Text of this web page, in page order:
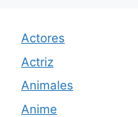
Actores
Actriz
Animales
Anime